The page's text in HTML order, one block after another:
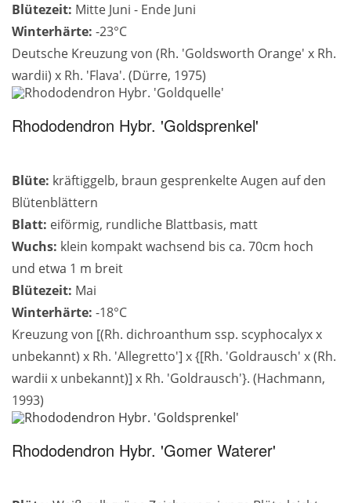
Blütezeit: Mitte Juni - Ende Juni
Winterhärte: -23°C
Deutsche Kreuzung von (Rh. 'Goldsworth Orange' x Rh.
wardii) x Rh. 'Flava'. (Dürre, 1975)
Rhododendron Hybr. 'Goldsprenkel'
Blüte: kräftiggelb, braun gesprenkelte Augen auf den
Blütenblättern
Blatt: eiförmig, rundliche Blattbasis, matt
Wuchs: klein kompakt wachsend bis ca. 70cm hoch
und etwa 1 m breit
Blütezeit: Mai
Winterhärte: -18°C
Kreuzung von [(Rh. dichroanthum ssp. scyphocalyx x
unbekannt) x Rh. 'Allegretto'] x {[Rh. 'Goldrausch' x (Rh.
wardii x unbekannt)] x Rh. 'Goldrausch'}. (Hachmann,
1993)
Rhododendron Hybr. 'Gomer Waterer'